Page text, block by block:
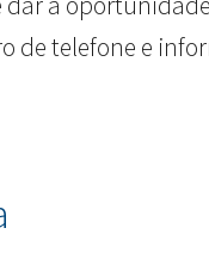
de telefone e